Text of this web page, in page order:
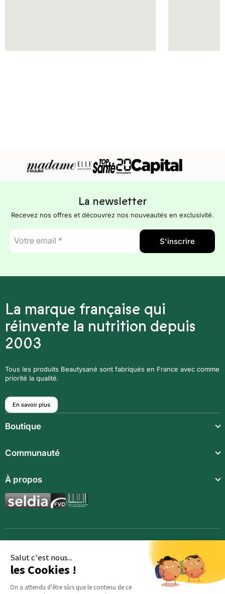
Salut c'est nous...
les Cookies !
On a attendu d'être sûrs que le contenu de ce
La newsletter
Recevez nos offres et découvrez nos nouveautés en exclusivité.
E-
mail
*
S'inscrire
La marque française qui
réinvente la nutrition depuis
2003
Tous les produits Beautysané sont fabriqués en France avec comme
priorité la qualité.
En savoir plus
Boutique
Compléments alimentaires
Boissons techniques
Communauté
Communauté
Magazine
À propos
Qui sommes-nous ?
Opportunités
Inscription